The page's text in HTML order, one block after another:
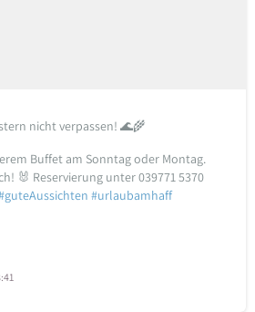
nicht verpassen! 🌊🌾
Buffet am Sonntag oder Montag.
🐰 Reservierung unter 039771 5370
#urlaubamhaff